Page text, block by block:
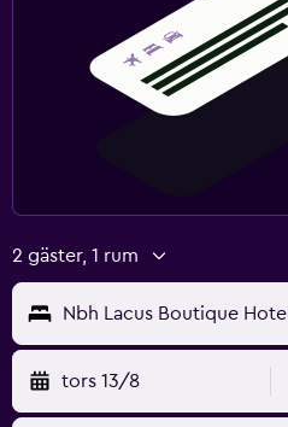
2 gäster, 1 rum
Nbh Lacus Boutique Hotel
tors 13/8